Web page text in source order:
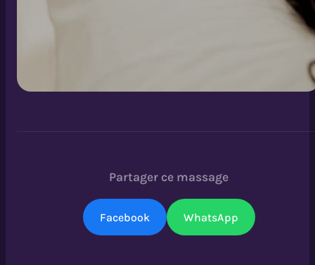
Partager ce massage
Facebook WhatsApp